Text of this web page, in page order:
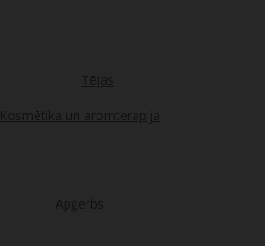
Tējas
Kosmētika un aromterapija
Apģērbs